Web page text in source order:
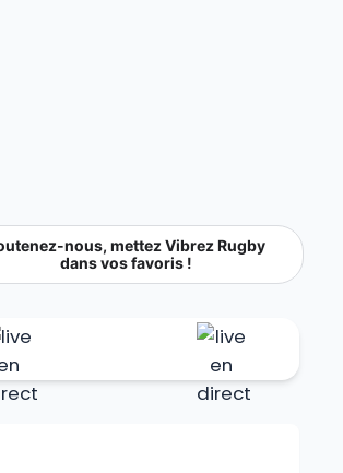
nous, mettez Vibrez Rugby
dans vos favoris !